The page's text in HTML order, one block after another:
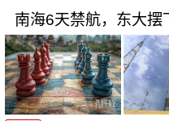
南海6天禁航，东大摆